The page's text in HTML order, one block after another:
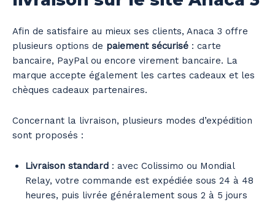
Afin de satisfaire au mieux ses clients, Anaca 3 offre
plusieurs options de paiement sécurisé : carte
bancaire, PayPal ou encore virement bancaire. La
marque accepte également les cartes cadeaux et les
chèques cadeaux partenaires.
Concernant la livraison, plusieurs modes d’expédition
sont proposés :
Livraison standard : avec Colissimo ou Mondial
Relay, votre commande est expédiée sous 24 à 48
heures, puis livrée généralement sous 2 à 5 jours